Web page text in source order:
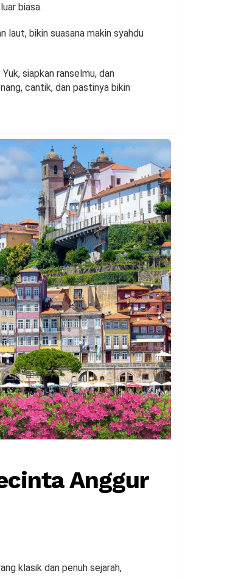
biasa.
laut, bikin suasana makin syahdu
siapkan ranselmu, dan
cantik, dan pastinya bikin
Anggur
klasik dan penuh sejarah,